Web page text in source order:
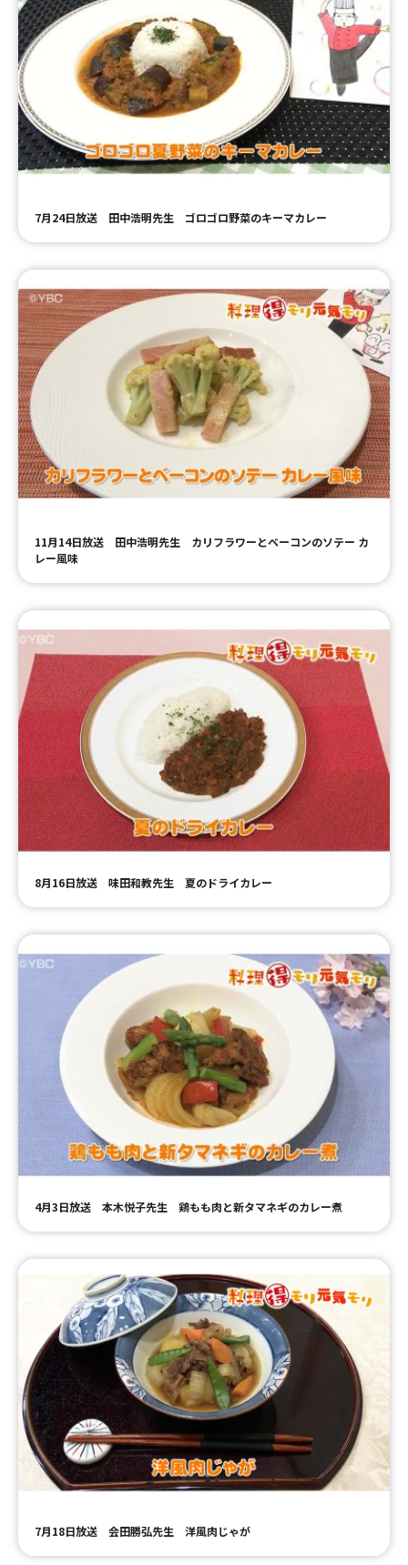
7月24日放送 田中浩明先生 ゴロゴロ野菜のキーマカレー
11月14日放送 田中浩明先生 カリフラワーとベーコンのソテー カ
レー風味
8月16日放送 味田和教先生 夏のドライカレー
4月3日放送 本木悦子先生 鶏もも肉と新タマネギのカレー煮
7月18日放送 会田勝弘先生 洋風肉じゃが